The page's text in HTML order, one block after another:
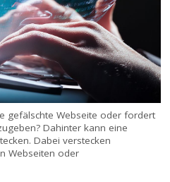
gefälschte Webseite oder fordert
Dahinter kann eine
Dabei verstecken
Webseiten oder